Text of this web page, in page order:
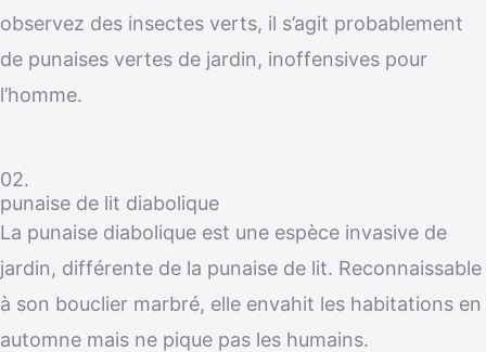
observez des insectes verts, il s’agit probablement
de punaises vertes de jardin, inoffensives pour
l’homme.
02.
punaise de lit diabolique
La punaise diabolique est une espèce invasive de
jardin, différente de la punaise de lit. Reconnaissable
à son bouclier marbré, elle envahit les habitations en
automne mais ne pique pas les humains.